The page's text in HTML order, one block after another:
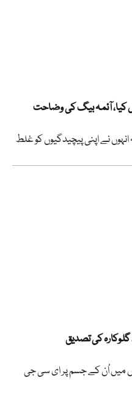
کیا، آئمہ بیگ کی وضاحت
انہوں نے اپنی پیچیدگیوں کو غلط
کی تصدیق
میں اُن کے جسم پر ای سی جی